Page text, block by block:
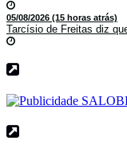
05/08/2026 (15 horas atrás)
Tarcísio de Freitas diz